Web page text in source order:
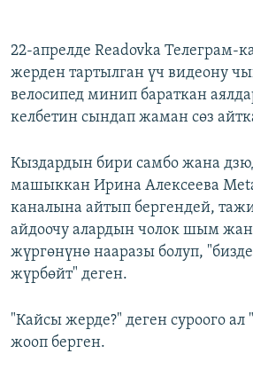
22-апрелде Readovka Телеграм-
жерден тартылган үч видеону
велосипед минип бараткан
келбетин сындап жаман сөз
Кыздардын бири самбо жана
машыккан Ирина Алексеева
каналына айтып бергендей,
айдоочу алардын чолок шым
жүргөнүнө нааразы болуп,
жүрбөйт" деген.
"Кайсы жерде?" деген суроого
жооп берген.